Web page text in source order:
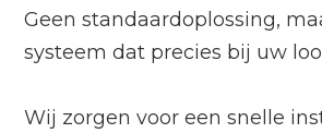
Geen standaardoplossing,
systeem dat precies bij uw
Wij zorgen voor een snelle